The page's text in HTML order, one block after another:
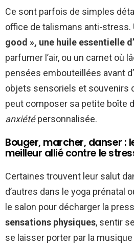
Ce sont parfois de simples
office de talismans anti-stress.
good », une huile essentielle
parfumer l’air, ou un carnet où
pensées embouteillées avant
objets sensoriels et souvenirs
peut composer sa petite boîte
anxiétépersonnalisée.
Bouger, marcher, danser :
meilleur allié contre le
Certaines trouvent leur salut
d’autres dans le yoga prénatal
le salon pour décharger la
sensations physiques, sentir
se laisser porter par la